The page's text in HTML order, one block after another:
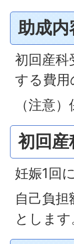
助成
初回産科
する費
（注意
初回産
妊娠1回
自己負
とします